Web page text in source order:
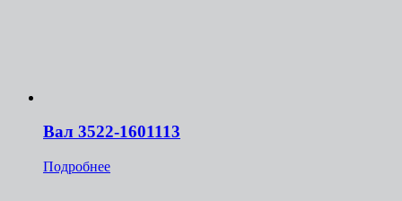
Вал 3522-1601113
Подробнее